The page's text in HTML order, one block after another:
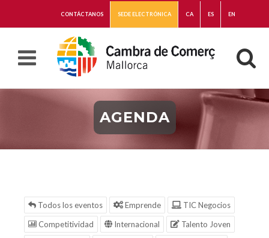
CONTÁCTANOS SEDE ELECTRÓNICA CA ES EN
AGENDA
Todos los eventos Emprende
TIC Negocios
Competitividad
Internacional
Talento Joven